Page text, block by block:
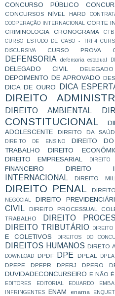
CONCURSO PÚBLICO
CONCURSOS NÍVEL HARD
COOPERAÇÃO INTERNACIONAL
CORTE
CRIMINOLOGIA CRONOGRAMA CTB
CURSO ESTUDO DE CASO - TRF4
DISCURSIVA
CURSO PROVA
DEFENSORIA
defensoria estadual
DELEGADO CIVIL
DEPOIMENTO DE APROVADO
DICA DE OURO DICA
DIREITO
DIREITO AMBIENTAL
CONSTITUCIONAL
ADOLESCENTE
DIREITO DA
DIREITO DE ENSINO
DIREITO
TRABALHO
DIREITO
DIREITO EMPRESARIAL
FINANCEIRO
DIREITO
INTERNACIONAL
DIREITO
DIREITO PENAL
NEGOCIAL
DIREITO
CIVIL
DIREITO PROCESSUAL
TRABALHO
DIREITO
DIREITO TRIBUTÁRIO
E COLETIVOS
DIREITOS DO
DIREITOS HUMANOS DIRETO
DOWNLOAD DPDF DPE DPEAL
DPEPE
DPEPR DPERJ DPERO
DUVIDADECONCURSEIRO E NÃO
EDITORES EDITORIAL EDUARDO
INFRINGENTES
ENAM enama